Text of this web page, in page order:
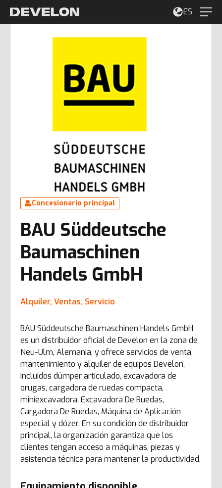
ES
Concesionario principal
BAU Süddeutsche
Baumaschinen
Handels GmbH
Alquiler, Ventas, Servicio
BAU Süddeutsche Baumaschinen Handels GmbH
es un distribuidor oficial de Develon en la zona de
Neu-Ulm, Alemania, y ofrece servicios de venta,
mantenimiento y alquiler de equipos Develon,
incluidos dúmper articulado, excavadora de
orugas, cargadora de ruedas compacta,
miniexcavadora, Excavadora De Ruedas,
Cargadora De Ruedas, Máquina de Aplicación
especial y dózer. En su condición de distribuidor
principal, la organización garantiza que los
clientes tengan acceso a máquinas, piezas y
asistencia técnica para mantener la productividad.